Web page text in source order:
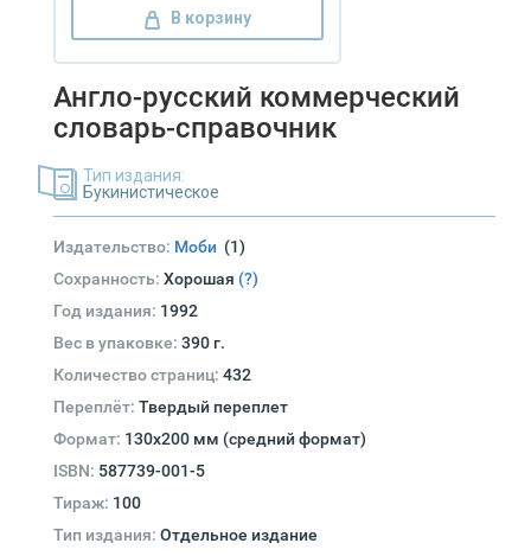
В корзину
Англо-русский коммерческий
словарь-справочник
Тип издания:
Букинистическое
Издательство: Моби (1)
Сохранность: Хорошая (?)
Год издания: 1992
Вес в упаковке: 390 г.
Количество страниц: 432
Переплёт: Твердый переплет
Формат: 130х200 мм (средний формат)
ISBN: 587739-001-5
Тираж: 100
Тип издания: Отдельное издание